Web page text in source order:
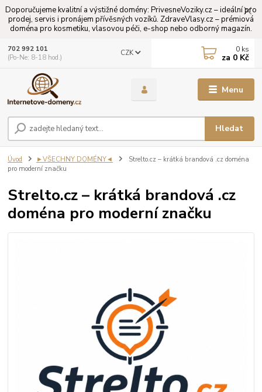
Doporučujeme kvalitní a výstižné domény: PrivesneVoziky.cz – ideální pro
prodej, servis i pronájem přívěsných vozíků. ZdraveVlasy.cz – prémiová
doména pro kosmetiku, vlasovou péči, e-shop nebo odborný magazín.
Menu
CZK
Hledat
702 992 101
(Po-Ne: 8-18 hod.)
0 ks
za 0 Kč
Úvod ►VŠECHNY DOMÉNY◄
Strelto.cz – krátká brandová .cz doména
pro moderní značku
Strelto.cz – krátká brandová .cz
doména pro moderní značku